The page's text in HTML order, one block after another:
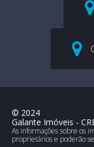
© 2024
Galante Imóveis -
As informações sobre os
proprietários e poderão